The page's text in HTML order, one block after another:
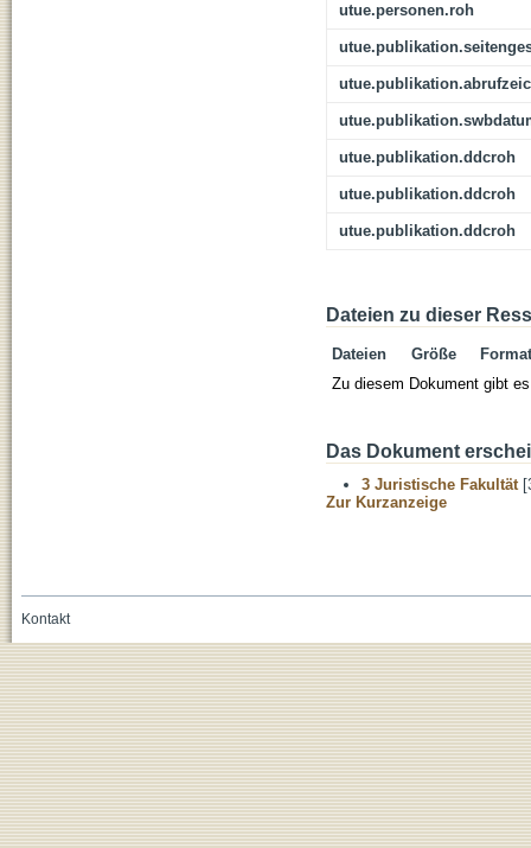
utue.personen.roh
utue.publikation.ddcroh
utue.publikation.ddcroh
utue.publikation.ddcroh
Dateien zu dieser
Dateien Größe
Format
Zu diesem Dokument gibt
Das Dokument
3 Juristische Fakultät
Zur Kurzanzeige
Kontakt